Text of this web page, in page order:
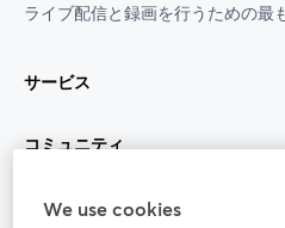
ライブ配信と録画を行うための最
サービス
コミュニティ
StreamYard：
We use cookies